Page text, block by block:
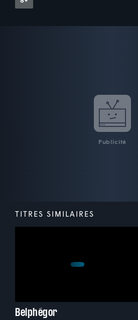
Publicité
TITRES SIMILAIRES
Belphégor